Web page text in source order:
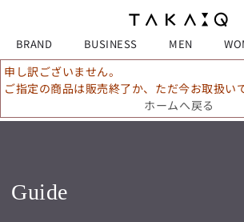
BRAND BUSINESS MEN
申し訳ございません。
ご指定の商品は販売終了か、ただ今お取扱い
ホームへ戻る
Guide